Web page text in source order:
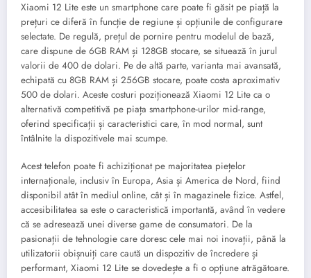
Xiaomi 12 Lite este un smartphone care poate fi găsit pe piață la
prețuri ce diferă în funcție de regiune și opțiunile de configurare
selectate. De regulă, prețul de pornire pentru modelul de bază,
care dispune de 6GB RAM și 128GB stocare, se situează în jurul
valorii de 400 de dolari. Pe de altă parte, varianta mai avansată,
echipată cu 8GB RAM și 256GB stocare, poate costa aproximativ
500 de dolari. Aceste costuri poziționează Xiaomi 12 Lite ca o
alternativă competitivă pe piața smartphone-urilor mid-range,
oferind specificații și caracteristici care, în mod normal, sunt
întâlnite la dispozitivele mai scumpe.
Acest telefon poate fi achiziționat pe majoritatea piețelor
internaționale, inclusiv în Europa, Asia și America de Nord, fiind
disponibil atât în mediul online, cât și în magazinele fizice. Astfel,
accesibilitatea sa este o caracteristică importantă, având în vedere
că se adresează unei diverse game de consumatori. De la
pasionații de tehnologie care doresc cele mai noi inovații, până la
utilizatorii obișnuiți care caută un dispozitiv de încredere și
performant, Xiaomi 12 Lite se dovedește a fi o opțiune atrăgătoare.